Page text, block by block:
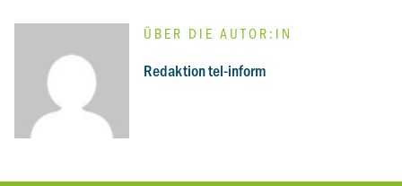
ÜBER DIE AUTOR:IN
:Redaktion tel-inform